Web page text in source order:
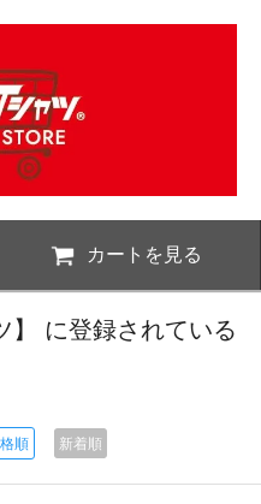
カートを見る
】 に登録されている
順 新着順